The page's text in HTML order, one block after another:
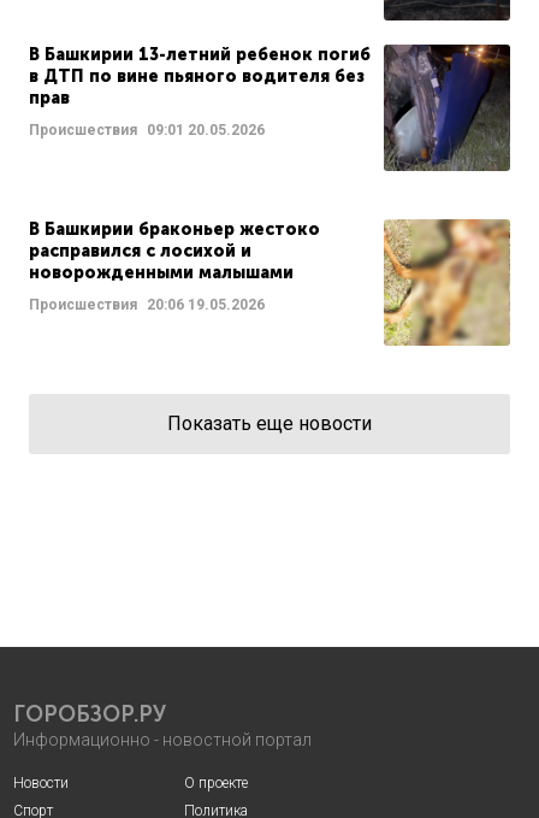
В Башкирии 13-летний ребенок погиб
в ДТП по вине пьяного водителя без
прав
Происшествия 09:01 20.05.2026
В Башкирии браконьер жестоко
расправился с лосихой и
новорожденными малышами
Происшествия 20:06 19.05.2026
Показать еще новости
ГОРОБЗОР.РУ
Информационно - новостной портал
Новости
Спорт
О проекте
Политика